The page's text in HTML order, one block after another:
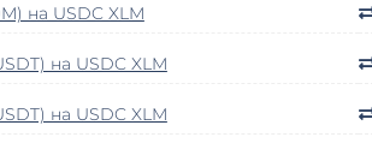
на USDC XLM
на USDC XLM
на USDC XLM